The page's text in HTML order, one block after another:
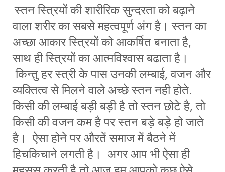
स्तन स्त्रियों की शारीरिक सुन्दरता को बढ़ाने
वाला शरीर का सबसे महत्वपूर्ण अंग है। स्तन का
अच्छा आकार स्त्रियों को आकर्षित बनाता है,
साथ ही स्त्रियों का आत्मविश्वास बढाता है।
किन्तु हर स्त्री के पास उनकी लम्बाई, वजन और
व्यक्तित्व से मिलने वाले अच्छे स्तन नही होते.
किसी की लम्बाई बड़ी बड़ी है तो स्तन छोटे है, तो
किसी की वजन कम है पर स्तन बड़े बड़े हो जाते
है। ऐसा होने पर औरतें समाज में बैठने में
हिचकिचाने लगती है। अगर आप भी ऐसा ही